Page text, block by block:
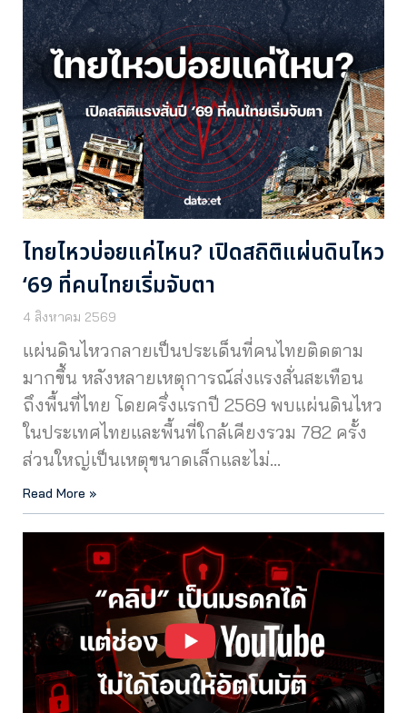
ไทยไหวบ่อยแค่ไหน? เปิดสถิติแผ่นดินไหว
‘69 ที่คนไทยเริ่มจับตา
4 สิงหาคม 2569
แผ่นดินไหวกลายเป็นประเด็นที่คนไทยติดตาม
มากขึ้น หลังหลายเหตุการณ์ส่งแรงสั่นสะเทือน
ถึงพื้นที่ไทย โดยครึ่งแรกปี 2569 พบแผ่นดินไหว
ในประเทศไทยและพื้นที่ใกล้เคียงรวม 782 ครั้ง
ส่วนใหญ่เป็นเหตุขนาดเล็กและไม่…
Read More »